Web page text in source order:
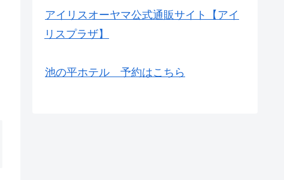
アイリスオーヤマ公式通販サイト【アイ
リスプラザ】
池の平ホテル 予約はこちら